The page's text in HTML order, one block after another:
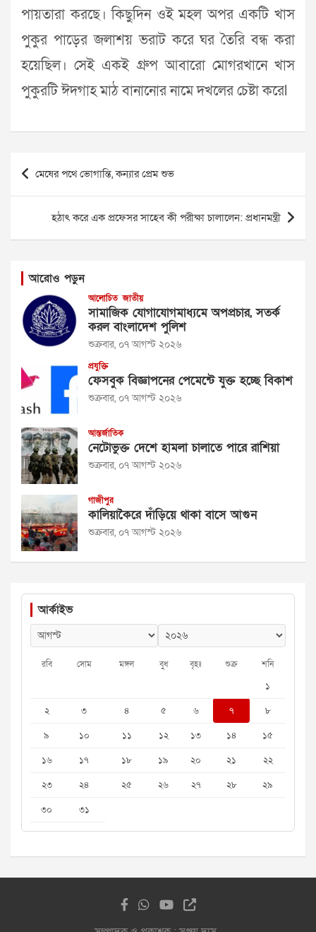
পায়তারা করছে। কিছুদিন ওই মহল অপর একটি খাস
পুকুর পাড়ের জলাশয় ভরাট করে ঘর তৈরি বন্ধ করা
হয়েছিল। সেই একই গ্রুপ আবারো মোগরখানে খাস
পুকুরটি ঈদগাহ মাঠ বানানোর নামে দখলের চেষ্টা করেl
Post
navigation
মেষের পথে ভোগান্তি, কন্যার প্রেম শুভ
হঠাৎ করে এক প্রফেসর সাহেব কী পরীক্ষা চালালেন: প্রধানমন্ত্রী
আরোও পড়ুন
আলোচিত জাতীয়
সামাজিক যোগাযোগমাধ্যমে অপপ্রচার, সতর্ক
করল বাংলাদেশ পুলিশ
শুক্রবার, ০৭ আগস্ট ২০২৬
প্রযুক্তি
ফেসবুক বিজ্ঞাপনের পেমেন্টে যুক্ত হচ্ছে বিকাশ
শুক্রবার, ০৭ আগস্ট ২০২৬
আন্তর্জাতিক
নেটোভুক্ত দেশে হামলা চালাতে পারে রাশিয়া
শুক্রবার, ০৭ আগস্ট ২০২৬
গাজীপুর
কালিয়াকৈরে দাঁড়িয়ে থাকা বাসে আগুন
শুক্রবার, ০৭ আগস্ট ২০২৬
আর্কাইভ
রবি সোম মঙ্গল বুধ বৃহঃ শুক্র শনি
১
২
৩ ৪ ৫ ৬ ৭
৮
৯
১০ ১১ ১২ ১৩ ১৪
১৫
১৬
১৭ ১৮ ১৯ ২০ ২১
২২
২৩
২৪ ২৫ ২৬ ২৭ ২৮
২৯
৩০
৩১